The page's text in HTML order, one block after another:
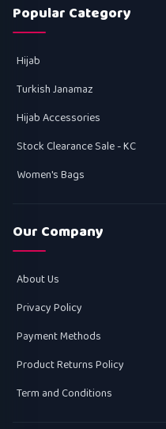
Popular Category
Hijab
Turkish Janamaz
Hijab Accessories
Stock Clearance Sale - KC
Women's Bags
Our Company
About Us
Privacy Policy
Payment Methods
Product Returns Policy
Term and Conditions